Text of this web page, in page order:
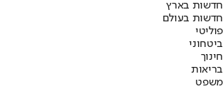
חדשות בארץ
חדשות בעולם
פוליטי
ביטחוני
חינוך
בריאות
משפט